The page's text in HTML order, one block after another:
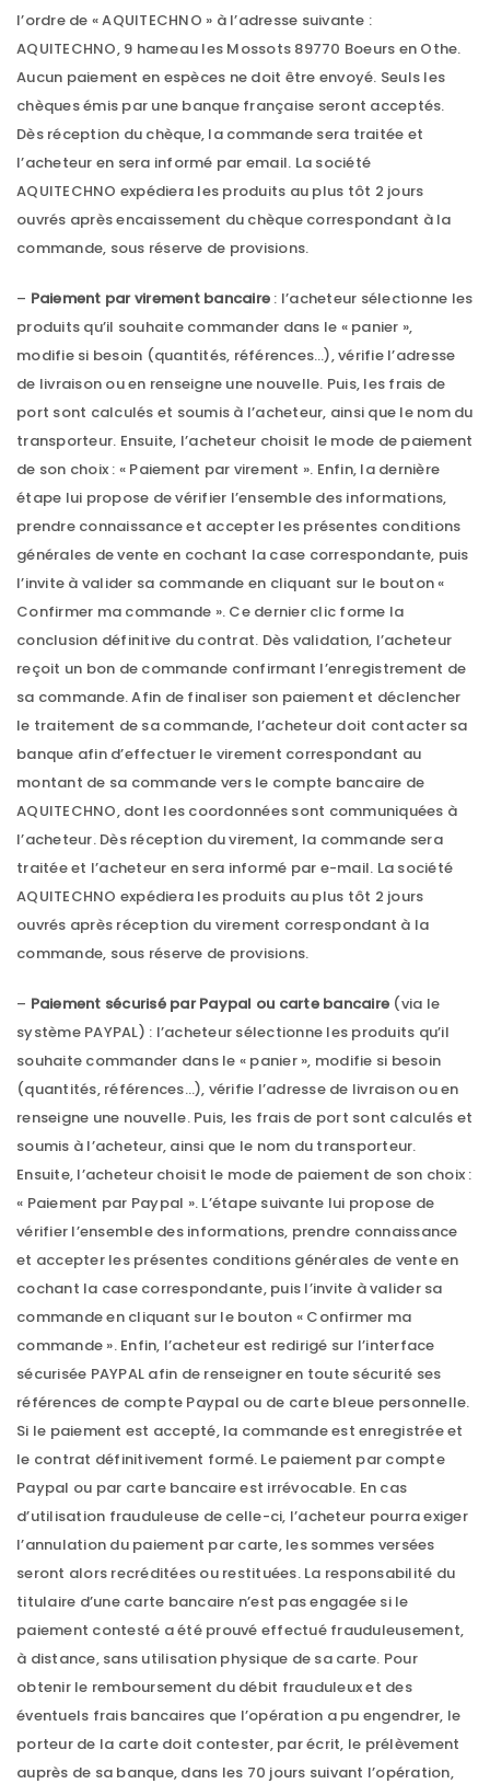
l’ordre de « AQUITECHNO » à l’adresse suivante :
AQUITECHNO, 9 hameau les Mossots 89770 Boeurs en Othe.
Aucun paiement en espèces ne doit être envoyé. Seuls les
chèques émis par une banque française seront acceptés.
Dès réception du chèque, la commande sera traitée et
l’acheteur en sera informé par email. La société
AQUITECHNO expédiera les produits au plus tôt 2 jours
ouvrés après encaissement du chèque correspondant à la
commande, sous réserve de provisions.
– Paiement par virement bancaire : l’acheteur sélectionne les
produits qu’il souhaite commander dans le « panier »,
modifie si besoin (quantités, références…), vérifie l’adresse
de livraison ou en renseigne une nouvelle. Puis, les frais de
port sont calculés et soumis à l’acheteur, ainsi que le nom du
transporteur. Ensuite, l’acheteur choisit le mode de paiement
de son choix : « Paiement par virement ». Enfin, la dernière
étape lui propose de vérifier l’ensemble des informations,
prendre connaissance et accepter les présentes conditions
générales de vente en cochant la case correspondante, puis
l’invite à valider sa commande en cliquant sur le bouton «
Confirmer ma commande ». Ce dernier clic forme la
conclusion définitive du contrat. Dès validation, l’acheteur
reçoit un bon de commande confirmant l’enregistrement de
sa commande. Afin de finaliser son paiement et déclencher
le traitement de sa commande, l’acheteur doit contacter sa
banque afin d’effectuer le virement correspondant au
montant de sa commande vers le compte bancaire de
AQUITECHNO, dont les coordonnées sont communiquées à
l’acheteur. Dès réception du virement, la commande sera
traitée et l’acheteur en sera informé par e-mail. La société
AQUITECHNO expédiera les produits au plus tôt 2 jours
ouvrés après réception du virement correspondant à la
commande, sous réserve de provisions.
– Paiement sécurisé par Paypal ou carte bancaire (via le
système PAYPAL) : l’acheteur sélectionne les produits qu’il
souhaite commander dans le « panier », modifie si besoin
(quantités, références…), vérifie l’adresse de livraison ou en
renseigne une nouvelle. Puis, les frais de port sont calculés et
soumis à l’acheteur, ainsi que le nom du transporteur.
Ensuite, l’acheteur choisit le mode de paiement de son choix :
« Paiement par Paypal ». L’étape suivante lui propose de
vérifier l’ensemble des informations, prendre connaissance
et accepter les présentes conditions générales de vente en
cochant la case correspondante, puis l’invite à valider sa
commande en cliquant sur le bouton « Confirmer ma
commande ». Enfin, l’acheteur est redirigé sur l’interface
sécurisée PAYPAL afin de renseigner en toute sécurité ses
références de compte Paypal ou de carte bleue personnelle.
Si le paiement est accepté, la commande est enregistrée et
le contrat définitivement formé. Le paiement par compte
Paypal ou par carte bancaire est irrévocable. En cas
d’utilisation frauduleuse de celle-ci, l’acheteur pourra exiger
l’annulation du paiement par carte, les sommes versées
seront alors recréditées ou restituées. La responsabilité du
titulaire d’une carte bancaire n’est pas engagée si le
paiement contesté a été prouvé effectué frauduleusement,
à distance, sans utilisation physique de sa carte. Pour
obtenir le remboursement du débit frauduleux et des
éventuels frais bancaires que l’opération a pu engendrer, le
porteur de la carte doit contester, par écrit, le prélèvement
auprès de sa banque, dans les 70 jours suivant l’opération,